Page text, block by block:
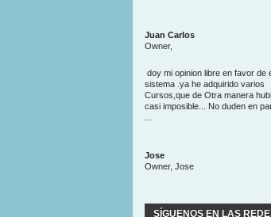
Juan Carlos
Owner,
doy mi opinion libre en favor de
sistema .ya he adquirido varios
Cursos,que de Otra manera
casi imposible... No duden en
Jose
Owner, Jose
SÍGUENOS EN LAS